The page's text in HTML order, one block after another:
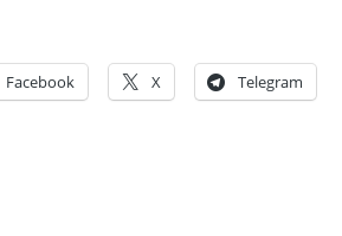
Facebook X Telegram